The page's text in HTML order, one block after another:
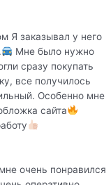
Я заказывал у него
Мне было нужно
сразу покупать
все получилось
Особенно мне
сайта
очень понравился